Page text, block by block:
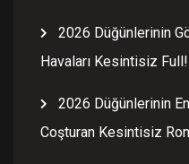
2026 Düğünlerinin
Havaları Kesintisiz Full!
2026 Düğünlerinin
Coşturan Kesintisiz